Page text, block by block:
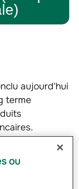
aujourd'hui
terme
Bank de
de ses filiales
ou